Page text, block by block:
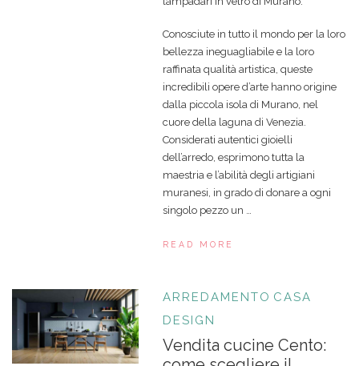
Conosciute in tutto il mondo per la loro
bellezza ineguagliabile e la loro
raffinata qualità artistica, queste
incredibili opere d’arte hanno origine
dalla piccola isola di Murano, nel
cuore della laguna di Venezia.
Considerati autentici gioielli
dell’arredo, esprimono tutta la
maestria e l’abilità degli artigiani
muranesi, in grado di donare a ogni
singolo pezzo un …
READ MORE
ARREDAMENTO CASA
DESIGN
Vendita cucine Cento: